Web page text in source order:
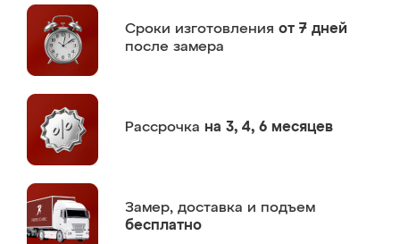
Сроки изготовления от 7 дней
после замера
Рассрочка на 3, 4, 6 месяцев
Замер, доставка и подъем
бесплатно